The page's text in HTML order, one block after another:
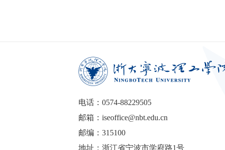
电话：0574-88229505
邮箱：iseoffice@nbt.edu.cn
邮编：315100
地址：浙江省宁波市学府路1号